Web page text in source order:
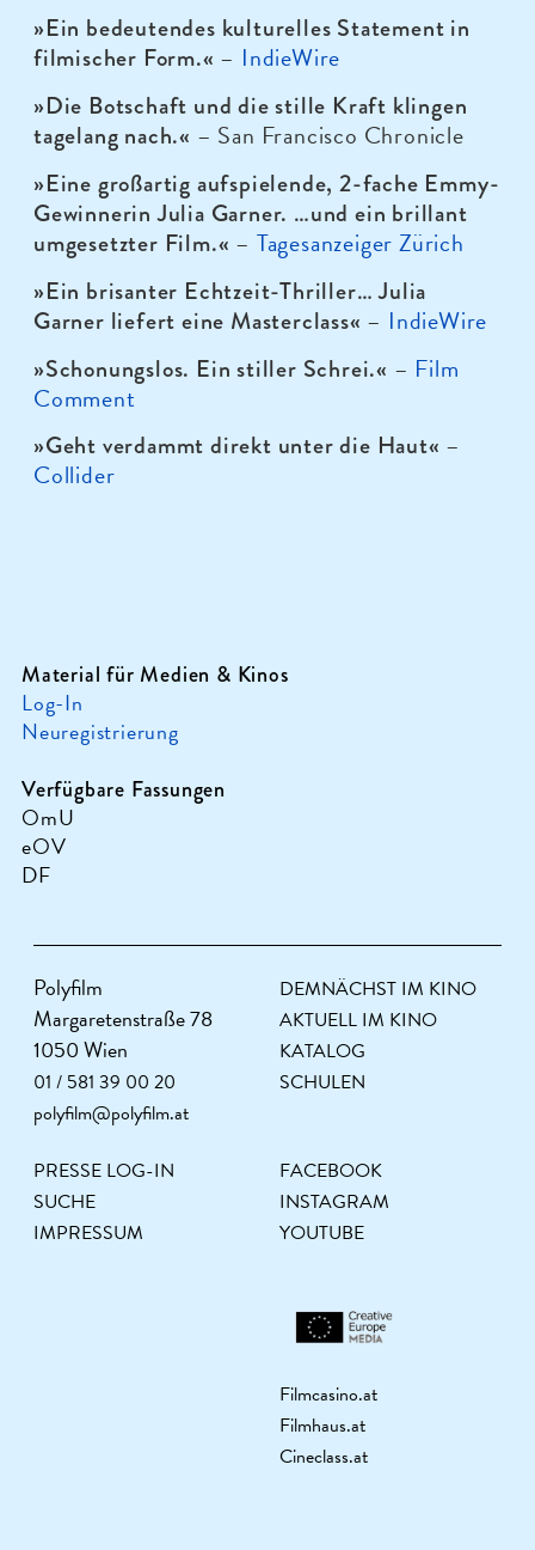
»Ein bedeutendes kulturelles Statement in
filmischer Form.« – IndieWire
»Die Botschaft und die stille Kraft klingen
tagelang nach.« – San Francisco Chronicle
»Eine großartig aufspielende, 2-fache Emmy-
Gewinnerin Julia Garner. …und ein brillant
umgesetzter Film.« – Tagesanzeiger Zürich
»Ein brisanter Echtzeit-Thriller… Julia
Garner liefert eine Masterclass« – IndieWire
»Schonungslos. Ein stiller Schrei.« – Film
Comment
»Geht verdammt direkt unter die Haut« –
Collider
Material für Medien & Kinos
Log-In
Neuregistrierung
Verfügbare Fassungen
OmU
eOV
DF
Polyfilm
Margaretenstraße 78
1050 Wien
01 / 581 39 00 20
polyfilm@polyfilm.at
DEMNÄCHST IM KINO
AKTUELL IM KINO
KATALOG
SCHULEN
PRESSE LOG-IN
SUCHE
IMPRESSUM
FACEBOOK
INSTAGRAM
YOUTUBE
Filmcasino.at
Filmhaus.at
Cineclass.at